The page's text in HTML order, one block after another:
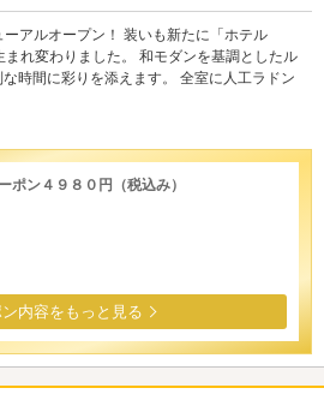
アルオープン！ 装いも新たに「ホテル
れ変わりました。 和モダンを基調としたル
時間に彩りを添えます。 全室に人工ラドン
ポン４９８０円（税込み）
内容をもっと見る